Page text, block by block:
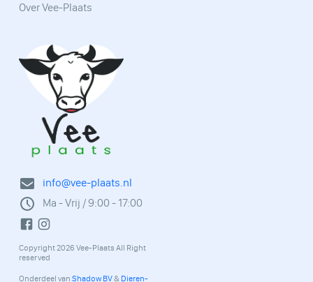
info@vee-plaats.nl
Ma - Vrij / 9:00 - 17:00
Copyright 2026 Vee-Plaats All Right
reserved
Onderdeel van Shadow BV& Dieren-
Over Vee-Plaats